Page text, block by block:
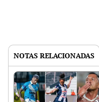
NOTAS RELACIONADAS